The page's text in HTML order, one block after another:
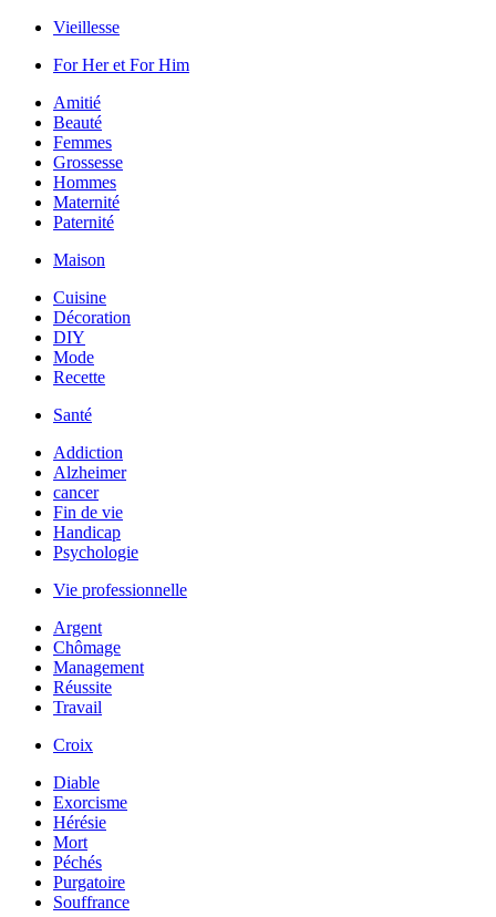
Vieillesse
For Her et For Him
Amitié
Beauté
Femmes
Grossesse
Hommes
Maternité
Paternité
Maison
Cuisine
Décoration
DIY
Mode
Recette
Santé
Addiction
Alzheimer
cancer
Fin de vie
Handicap
Psychologie
Vie professionnelle
Argent
Chômage
Management
Réussite
Travail
Croix
Diable
Exorcisme
Hérésie
Mort
Péchés
Purgatoire
Souffrance